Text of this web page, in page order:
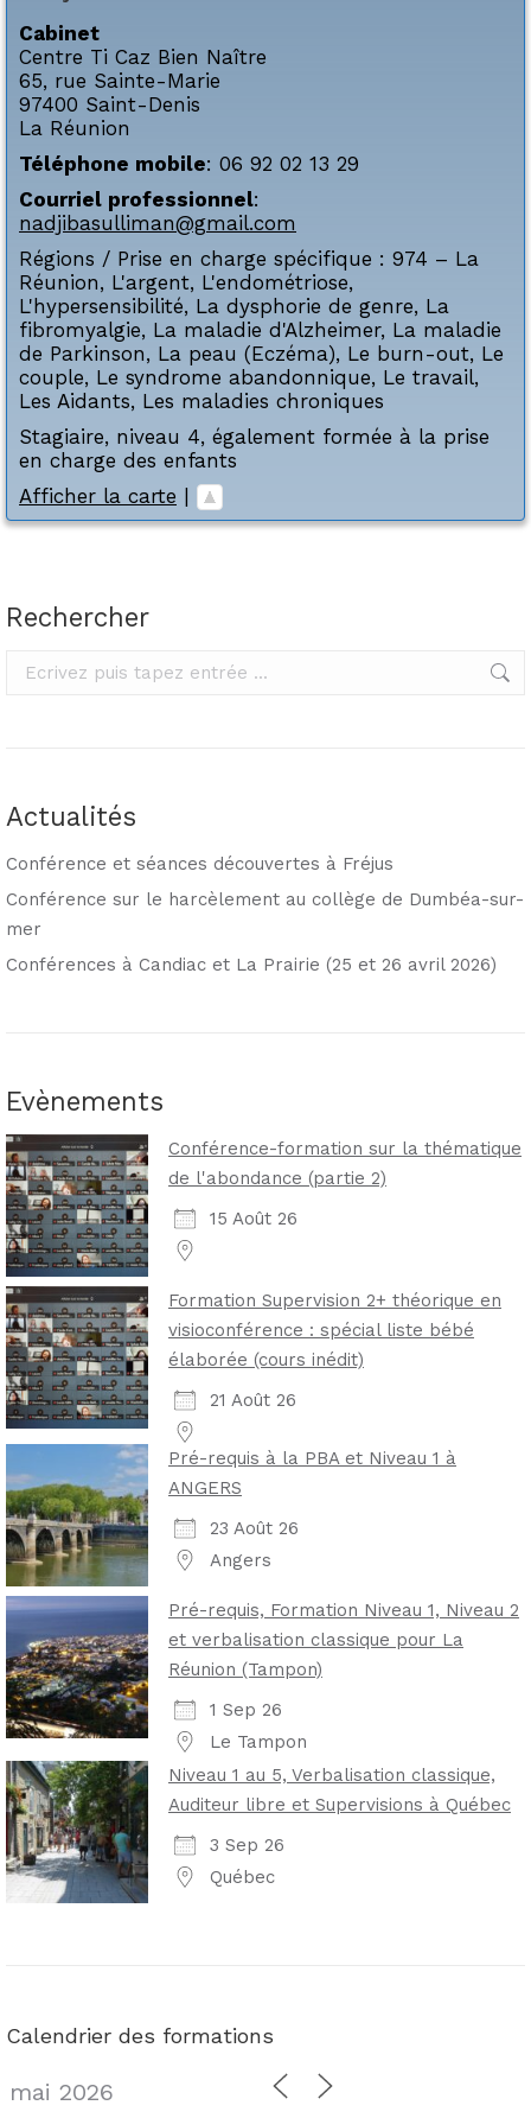
Cabinet
Centre Ti Caz Bien Naître
65, rue Sainte-Marie
97400 Saint-Denis
La Réunion
Téléphone mobile: 06 92 02 13 29
Courriel professionnel:
nadjibasulliman@gmail.com
Régions / Prise en charge spécifique : 974 – La
Réunion, L'argent, L'endométriose,
L'hypersensibilité, La dysphorie de genre, La
fibromyalgie, La maladie d'Alzheimer, La maladie
de Parkinson, La peau (Eczéma), Le burn-out, Le
couple, Le syndrome abandonnique, Le travail,
Les Aidants, Les maladies chroniques
Stagiaire, niveau 4, également formée à la prise
en charge des enfants
Afficher la carte
Rechercher
Rechercher
Actualités
Conférence et séances découvertes à Fréjus
Conférence sur le harcèlement au collège de Dumbéa-sur-
mer
Conférences à Candiac et La Prairie (25 et 26 avril 2026)
Evènements
Conférence-formation sur la thématique
de l'abondance (partie 2)
15 Août 26
Formation Supervision 2+ théorique en
visioconférence : spécial liste bébé
élaborée (cours inédit)
21 Août 26
Pré-requis à la PBA et Niveau 1 à
ANGERS
23 Août 26
Angers
Pré-requis, Formation Niveau 1, Niveau 2
et verbalisation classique pour La
Réunion (Tampon)
1 Sep 26
Le Tampon
Niveau 1 au 5, Verbalisation classique,
Auditeur libre et Supervisions à Québec
3 Sep 26
Québec
Calendrier des formations